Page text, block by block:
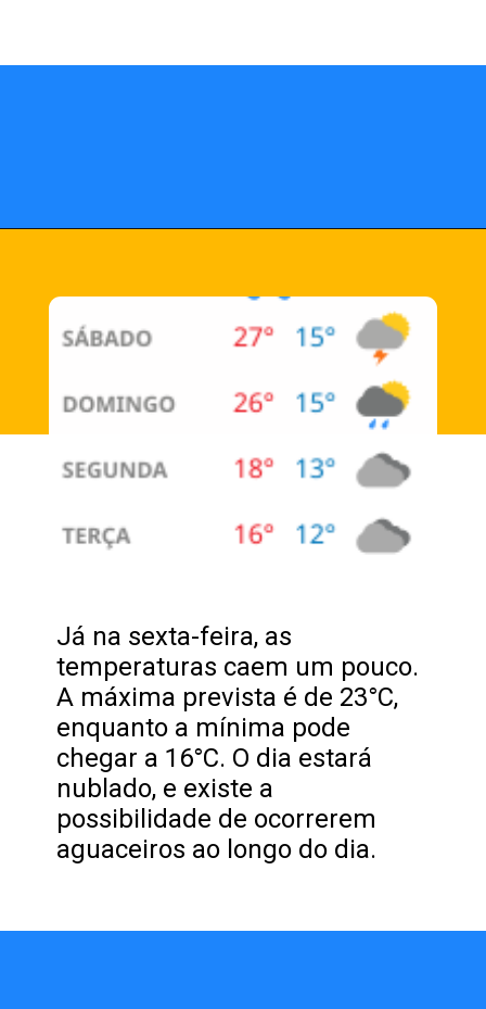
Já na sexta-feira, as
temperaturas caem um pouco.
A máxima prevista é de 23°C,
enquanto a mínima pode
chegar a 16°C. O dia estará
nublado, e existe a
possibilidade de ocorrerem
aguaceiros ao longo do dia.